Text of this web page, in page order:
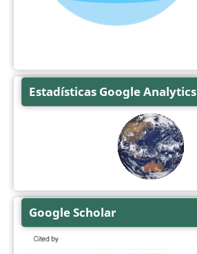
Estadísticas Google Analytics
Google Scholar